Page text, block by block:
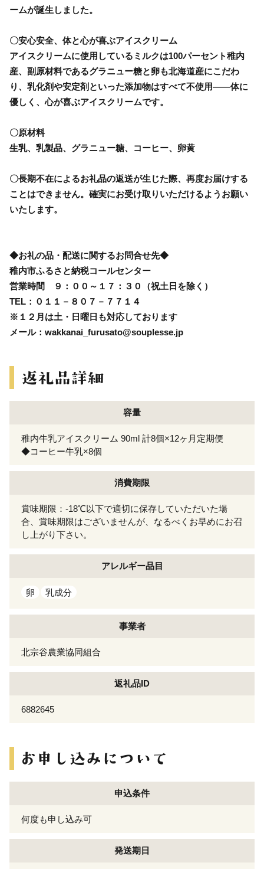
ームが誕生しました。
〇安心安全、体と心が喜ぶアイスクリーム
アイスクリームに使用しているミルクは100パーセント稚内
産、副原材料であるグラニュー糖と卵も北海道産にこだわ
り、乳化剤や安定剤といった添加物はすべて不使用――体に
優しく、心が喜ぶアイスクリームです。
〇原材料
生乳、乳製品、グラニュー糖、コーヒー、卵黄
〇長期不在によるお礼品の返送が生じた際、再度お届けする
ことはできません。確実にお受け取りいただけるようお願い
いたします。
◆お礼の品・配送に関するお問合せ先◆
稚内市ふるさと納税コールセンター
営業時間 ９：００～１７：３０（祝土日を除く）
TEL：０１１－８０７－７７１４
※１２月は土・日曜日も対応しております
メール：wakkanai_furusato@souplesse.jp
容量
稚内牛乳アイスクリーム 90ml 計8個×12ヶ月定期便
◆コーヒー牛乳×8個
消費期限
賞味期限：-18℃以下で適切に保存していただいた場
合、賞味期限はございませんが、なるべくお早めにお召
し上がり下さい。
アレルギー品目
卵 乳成分
事業者
北宗谷農業協同組合
返礼品ID
6882645
申込条件
何度も申し込み可
発送期日